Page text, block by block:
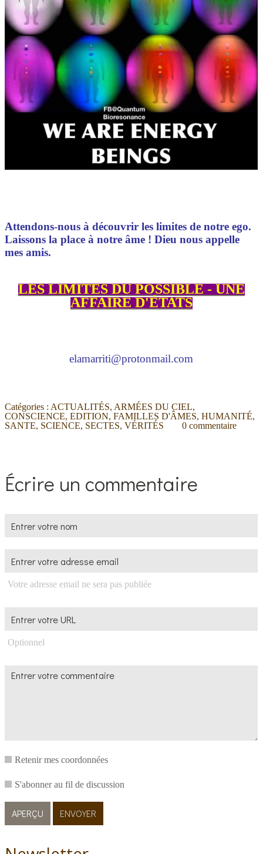
Attendons-nous à découvrir les limites de notre ego.
Laissons la place à notre âme ! Dieu nous appelle
mes amis.
LES LIMITES DU POSSIBLE - UNE
AFFAIRE D'ÉTATS
elamarriti@protonmail.com
Catégories : ACTUALITÉS, ARMÉES DU CIEL,
CONSCIENCE,EDITION,FAMILLES D'ÂMES,HUMANITÉ,
SANTE, SCIENCE, SECTES,VÉRITÉS 0 commentaire
Écrire un commentaire
Votre adresse email ne sera pas publiée
Optionnel
Retenir mes coordonnées
S'abonner au fil de discussion